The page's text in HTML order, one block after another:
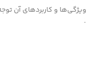
و کاربردهای آن